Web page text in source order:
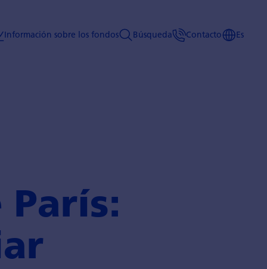
Información sobre los fondos Búsqueda Contacto Es